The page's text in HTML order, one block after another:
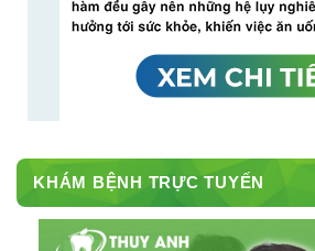
KHÁM BỆNH TRỰC TUYẾN